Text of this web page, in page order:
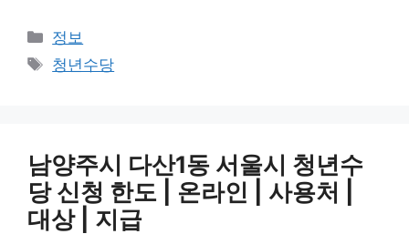
카
테
고
정보
태
청년수당
남양주시 다산1동 서울시 청년수
당 신청 한도 | 온라인 | 사용처 |
대상 | 지급